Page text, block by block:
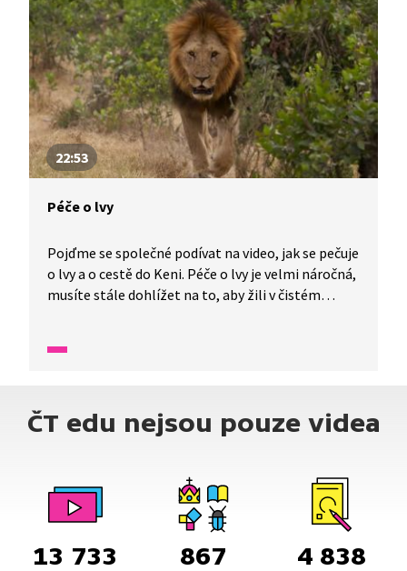
fascinující organismus. Druhý největší a zároveň
nejteplejší kontinent světa. Proto se neváhejte
vydat za dalším dobrodružstvím právě sem.
22:53
Péče o lvy
Pojďme se společné podívat na video, jak se pečuje
o lvy a o cestě do Keni. Péče o lvy je velmi náročná,
musíte stále dohlížet na to, aby žili v čistém
ČT edu nejsou pouze videa
13 733 867 4 838